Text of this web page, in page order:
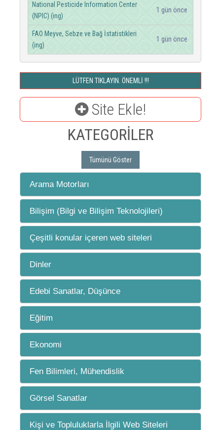
National Pesticide Information Center
(NPIC) (ing)
1 gün önce
FAO Meyve, Sebze ve Bağ İstatistikleri
(ing)
1 gün önce
LÜTFEN TIKLAYIN. ÖNEMLİ !!!
Site Ekle!
KATEGORİLER
Tümünü Göster
Arama Motorları
Bilişim (Bilgi ve Bilişim Teknolojileri)
Çeşitli konular içeren web siteleri
Dinler
Edebi Sanatlar, Düşünce
Eğitim
Ekonomi
Fen Bilimleri, Mühendislik
Görsel Sanatlar
Kişi ve Topluluklarla İlgili Web Siteleri